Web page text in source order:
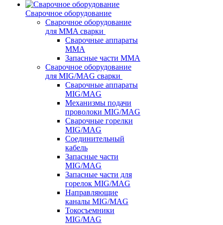
Сварочное оборудование
Сварочное оборудование
для MMA сварки
Сварочные аппараты
MMA
Запасные части MMA
Сварочное оборудование
для MIG/MAG сварки
Сварочные аппараты
MIG/MAG
Механизмы подачи
проволоки MIG/MAG
Сварочные горелки
MIG/MAG
Соединительный
кабель
Запасные части
MIG/MAG
Запасные части для
горелок MIG/MAG
Направляющие
каналы MIG/MAG
Токосъемники
MIG/MAG